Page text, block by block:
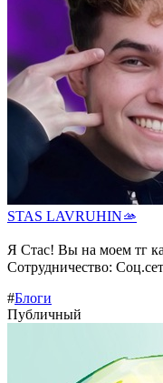
STAS LAVRUHIN🫴
Я Стас! Вы на моем тг
Сотрудничество:
#Блоги
Публичный